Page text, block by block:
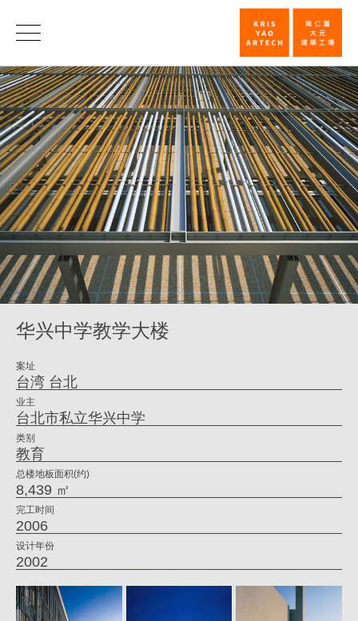
华
兴
中
学
教
学
大
楼
_
教
育
姚
｜
建
华兴中学教学大楼
案址
台湾 台北
业主
台北市私立华兴中学
类别
教育
总楼地板面积(约)
8,439 ㎡
完工时间
2006
设计年份
2002